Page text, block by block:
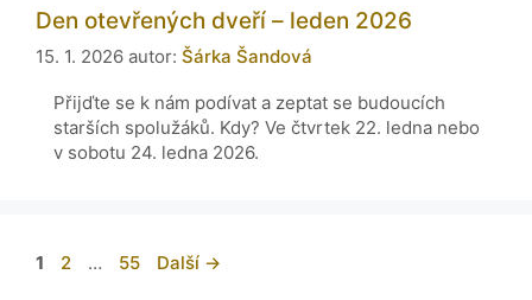
Den otevřených dveří – leden 2026
15. 1. 2026 autor: Šárka Šandová
Přijďte se k nám podívat a zeptat se budoucích
starších spolužáků. Kdy? Ve čtvrtek 22. ledna nebo
v sobotu 24. ledna 2026.
1 2 … 55 Další →